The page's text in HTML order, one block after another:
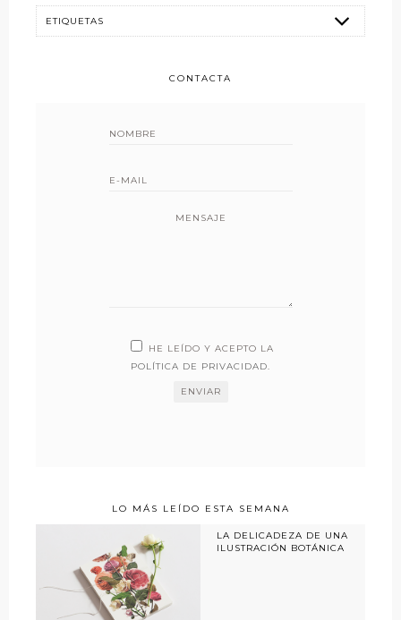
CONTACTA
MENSAJE
HE LEÍDO Y ACEPTO LA
POLÍTICA DE PRIVACIDAD.
LO MÁS LEÍDO ESTA SEMANA
LA DELICADEZA DE UNA
ILUSTRACIÓN BOTÁNICA